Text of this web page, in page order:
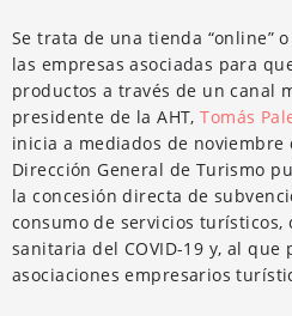
Se trata de una tienda “online”
las empresas asociadas para
productos a través de un canal
presidente de la AHT,Tomás
inicia a mediados de noviembre
Dirección General de Turismo
la concesión directa de
consumo de servicios turísticos,
sanitaria del COVID-19 y, al que
asociaciones empresarios